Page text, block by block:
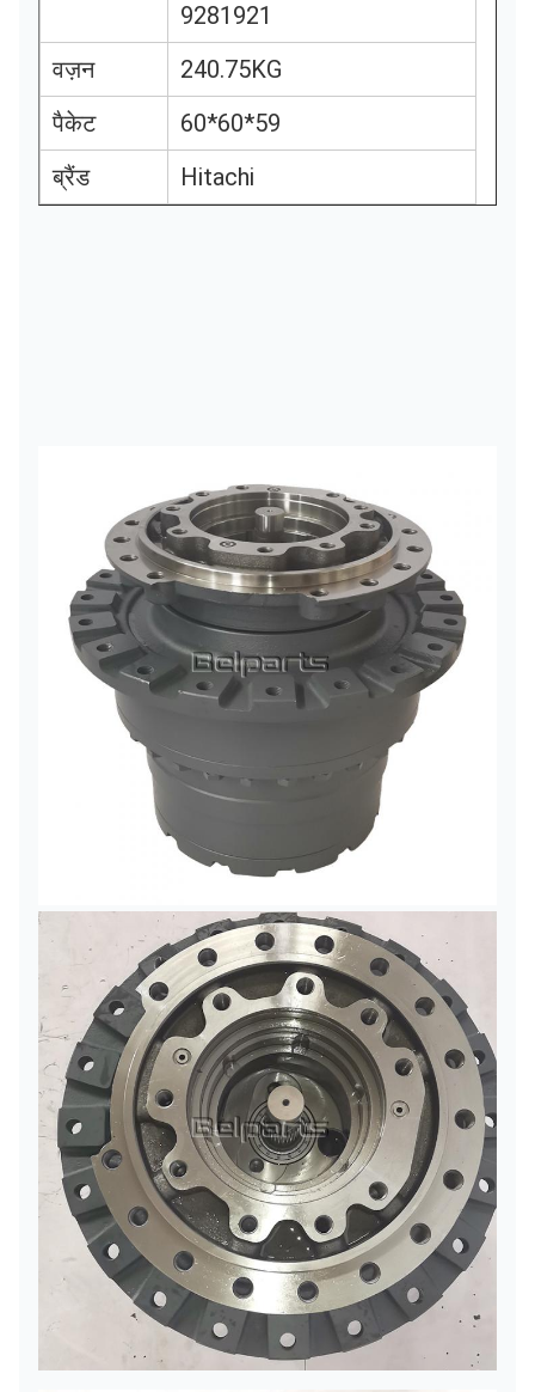
9281921
वज़न
240.75KG
पैकेट
60*60*59
ब्रैंड
Hitachi